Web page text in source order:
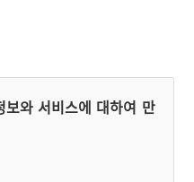
와 서비스에 대하여 만